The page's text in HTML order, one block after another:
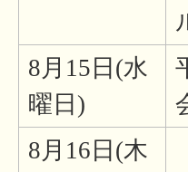
8月15日(水
曜日)
8月16日(木